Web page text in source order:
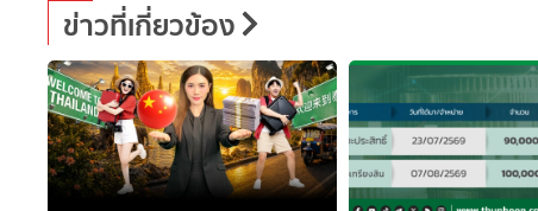
ข่าวที่เกี่ยวข้อง